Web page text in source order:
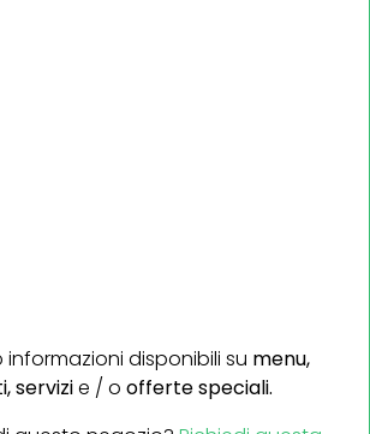
informazioni disponibili su menu,
servizie / o offerte speciali.